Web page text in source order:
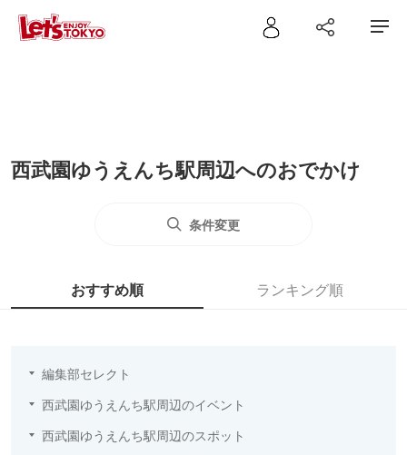
西武園ゆうえんち駅周辺へのおでかけ
条件変更
おすすめ順 ランキング順
編集部セレクト
西武園ゆうえんち駅周辺のイベント
西武園ゆうえんち駅周辺のスポット